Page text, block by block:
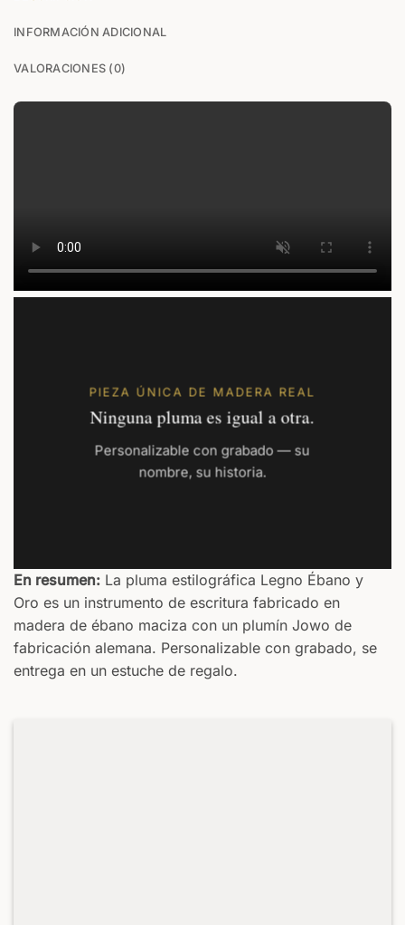
Su texto
REVERSO
INFORMACIÓN ADICIONAL
VALORACIONES (0)
PIEZA ÚNICA DE MADERA REAL
Ninguna pluma es igual a otra.
Personalizable con grabado — su
nombre, su historia.
En resumen: La pluma estilográfica Legno Ébano y
Oro es un instrumento de escritura fabricado en
madera de ébano maciza con un plumín Jowo de
fabricación alemana. Personalizable con grabado, se
entrega en un estuche de regalo.